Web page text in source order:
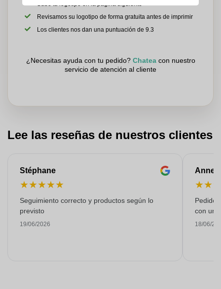
Sube tu logotipo en la página siguiente
Revisamos su logotipo de forma gratuita antes de imprimir
Los clientes nos dan una puntuación de 9.3
¿Necesitas ayuda con tu pedido? Chateacon nuestro
servicio de atención al cliente
Lee las reseñas de nuestros clientes
Stéphane
★★★★★
Seguimiento correcto y productos según lo
previsto
19/06/2026
Anne-
★★
Pedido
con
18/06/